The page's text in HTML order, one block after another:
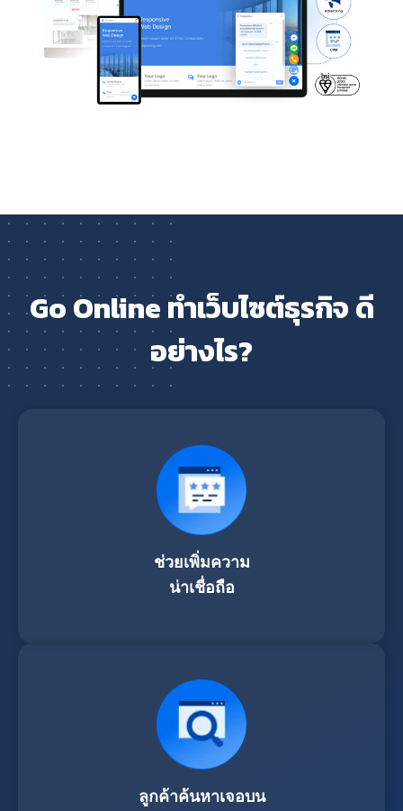
Go Online ทำเว็บไซต์ธุรกิจ ดี
อย่างไร?
ช่วยเพิ่มความ
น่าเชื่อถือ
ลูกค้าค้นหาเจอบน